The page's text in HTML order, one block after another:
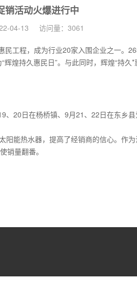
销活动火爆进行中
04-13 访问量：3061
工程，成为行业20家入围企业之一。
煌持久惠民日”。与此同时，辉煌“持久*
20日在杨桥镇、9月21、22日在东乡
能热水器，提高了经销商的信心。作为
销量翻番。